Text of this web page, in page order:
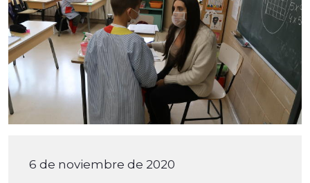
6 de noviembre de 2020